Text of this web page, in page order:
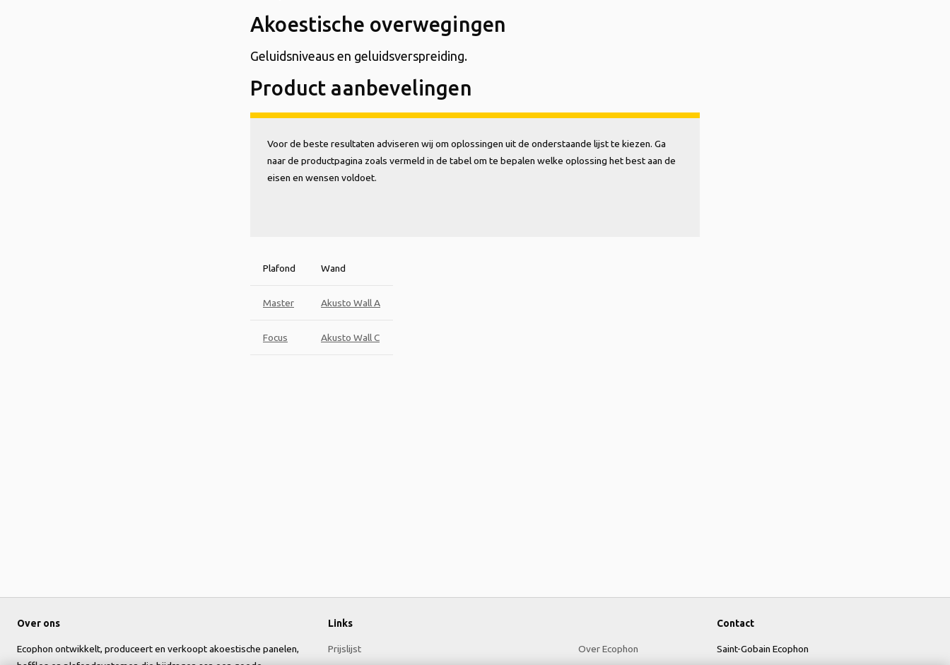
Akoestische overwegingen
Geluidsniveaus en geluidsverspreiding.
Product aanbevelingen
Voor de beste resultaten adviseren wij om oplossingen uit de onderstaande lijst te kiezen. Ga
naar de productpagina zoals vermeld in de tabel om te bepalen welke oplossing het best aan de
eisen en wensen voldoet.
Plafond Wand
Master Akusto Wall A
Focus Akusto Wall C
Over ons
Ecophon ontwikkelt, produceert en verkoopt akoestische panelen,
Links
Prijslijst Over Ecophon
Contact
Saint-Gobain Ecophon